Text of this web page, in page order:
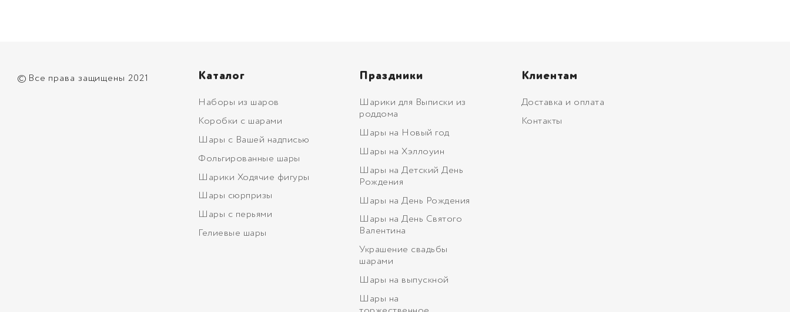
©Все права защищены 2021 Каталог
Наборы из шаров
Коробки с шарами
Шары с Вашей надписью
Фольгированные шары
Шарики Ходячие фигуры
Шары сюрпризы
Шары с перьями
Гелиевые шары
Праздники
Шарики для Выписки из
роддома
Шары на Новый год
Шары на Хэллоуин
Шары на Детский День
Рождения
Шары на День Рождения
Шары на День Святого
Валентина
Украшение свадьбы
шарами
Шары на выпускной
Шары на
Клиентам
Доставка и оплата
Контакты